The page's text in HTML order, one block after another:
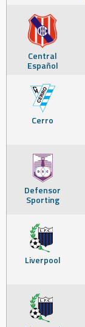
Central
Español
Cerro
Defensor
Sporting
Liverpool